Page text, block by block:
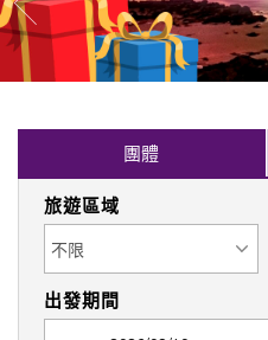
往前
團體
旅遊區域
出發期間